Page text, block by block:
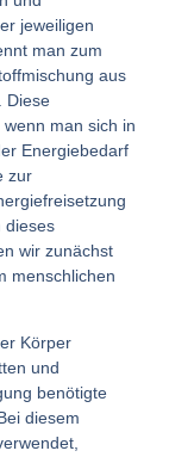
jeweiligen
man zum
aus
Diese
man sich in
Energiebedarf
zur
dieses
wir zunächst
menschlichen
Körper
und
benötigte
diesem